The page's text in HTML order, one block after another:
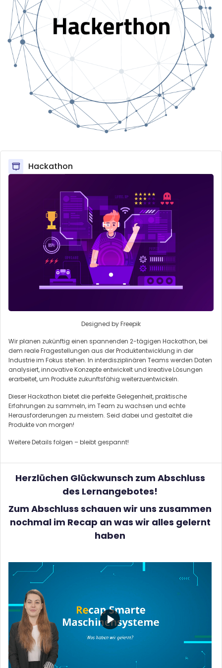
Hackathon
Designed by Freepik
Wir planen zukünftig einen spannenden 2-tägigen Hackathon, bei
dem reale Fragestellungen aus der Produktentwicklung in der
Industrie im Fokus stehen. In interdisziplinären Teams werden Daten
analysiert, innovative Konzepte entwickelt und kreative Lösungen
erarbeitet, um Produkte zukunftsfähig weiterzuentwickeln.
Dieser Hackathon bietet die perfekte Gelegenheit, praktische
Erfahrungen zu sammeln, im Team zu wachsen und echte
Herausforderungen zu meistern. Seid dabei und gestaltet die
Produkte von morgen!
Weitere Details folgen – bleibt gespannt!
Herzlüchen Glückwunsch zum Abschluss
des Lernangebotes!
Zum Abschluss schauen wir uns zusammen
nochmal im Recap an was wir alles gelernt
haben
V